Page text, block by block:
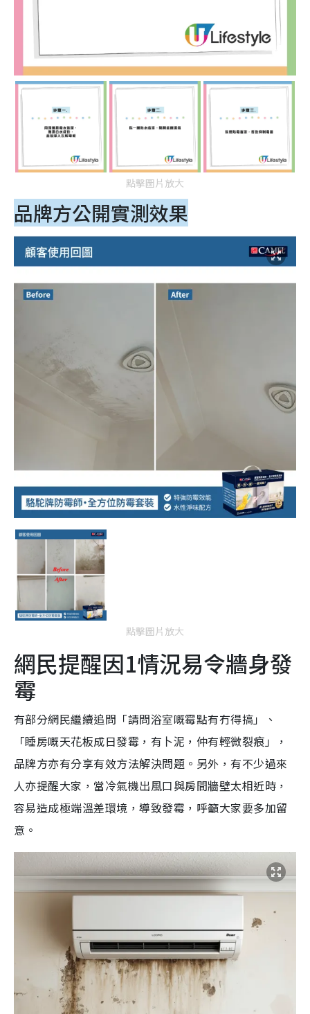
點擊圖片放大
品牌方公開實測效果
點擊圖片放大
網民提醒因1情況易令牆身發
霉
有部分網民繼續追問「請問浴室嘅霉點有冇得搞」、
「睡房嘅天花板成日發霉，有卜泥，仲有輕微裂痕」，
品牌方亦有分享有效方法解決問題。另外，有不少過來
人亦提醒大家，當冷氣機出風口與房間牆壁太相近時，
容易造成極端溫差環境，導致發霉，呼籲大家要多加留
意。